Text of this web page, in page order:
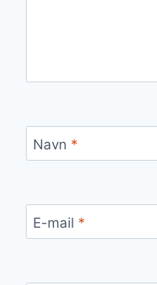
Navn *
E-mail *